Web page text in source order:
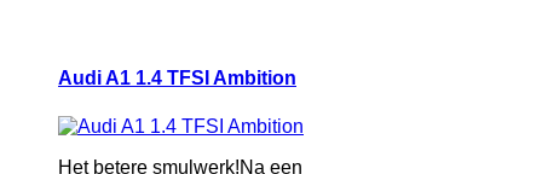
Audi A1 1.4 TFSI Ambition
Het betere smulwerk!Na een